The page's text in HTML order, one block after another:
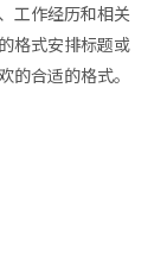
工作经历和相关
格式安排标题或
的合适的格式。